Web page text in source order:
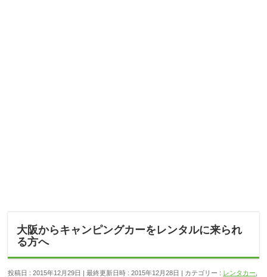
大阪からキャンピングカーをレンタルに来られ
る方へ
投稿日 : 2015年12月29日 最終更新日時 : 2015年12月28日 カテゴリー : レンタカー